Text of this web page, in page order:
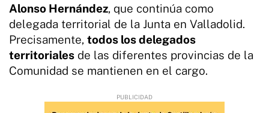
Alonso Hernández, que continúa como
delegada territorial de la Junta en Valladolid.
Precisamente, todos los delegados
territoriales de las diferentes provincias de la
Comunidad se mantienen en el cargo.